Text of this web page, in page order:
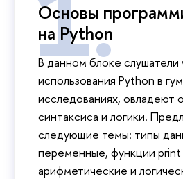
Основы
на Python
В данном блоке
использования Python в
исследованиях, овладеют
синтаксиса и логики.
следующие темы: типы
переменные, функции print
арифметические и